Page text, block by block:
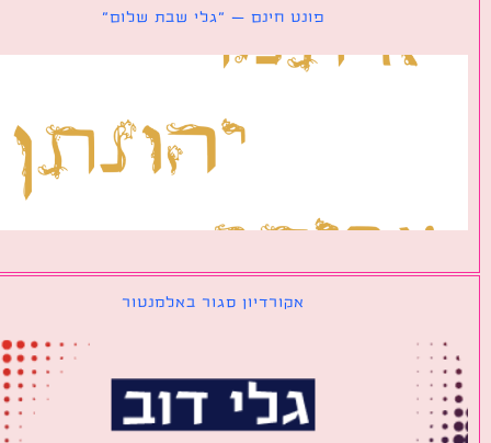
פונט חינם – ״גלי שבת שלום״
אקורדיון סגור באלמנטור